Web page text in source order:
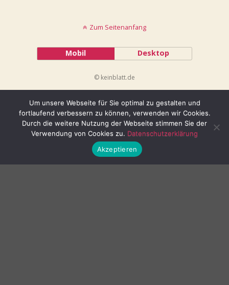
Zum Seitenanfang
Mobil Desktop
© keinblatt.de
Um unsere Webseite für Sie optimal zu gestalten und
fortlaufend verbessern zu können, verwenden wir Cookies.
Durch die weitere Nutzung der Webseite stimmen Sie der
Verwendung von Cookies zu. Datenschutzerklärung
Akzeptieren